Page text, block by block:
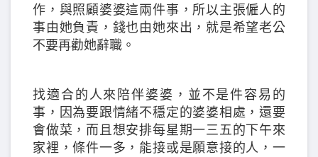
作，與照顧婆婆這兩件事，所以主張僱人的
事由她負責，錢也由她來出，就是希望老公
不要再勸她辭職。
找適合的人來陪伴婆婆，並不是件容易的
事，因為要跟情緒不穩定的婆婆相處，還要
會做菜，而且想安排每星期一三五的下午來
家裡，條件一多，能接或是願意接的人，一